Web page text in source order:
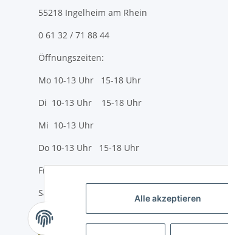
Alle akzeptieren
55218 Ingelheim am Rhein
0 61 32 / 71 88 44
Öffnungszeiten:
Mo 10-13 Uhr 15-18 Uhr
Di 10-13 Uhr 15-18 Uhr
Mi 10-13 Uhr
Do 10-13 Uhr 15-18 Uhr
Fr 10-13 Uhr 15-18 Uhr
Sa 10-13 Uhr